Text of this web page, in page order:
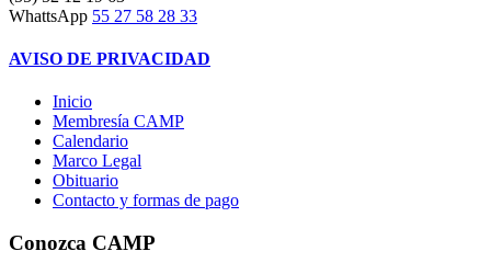
WhattsApp 55 27 58 28 33
AVISO DE PRIVACIDAD
Inicio
Membresía CAMP
Calendario
Marco Legal
Obituario
Contacto y formas de pago
Conozca CAMP